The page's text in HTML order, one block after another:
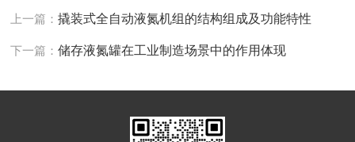
上一篇：撬装式全自动液氮机组的结构组成及功能特性
下一篇：储存液氮罐在工业制造场景中的作用体现